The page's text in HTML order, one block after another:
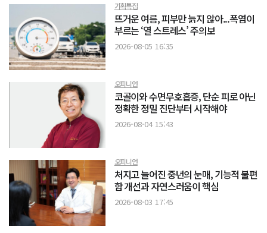
기획특집
뜨거운 여름, 피부만 늙지 않아...폭염이
부르는 ‘열 스트레스’ 주의보
2026-08-05 16:35
오피니언
코골이와 수면무호흡증, 단순 피로 아닌
정확한 정밀 진단부터 시작해야
2026-08-04 15:43
오피니언
처지고 늘어진 중년의 눈매, 기능적 불편
함 개선과 자연스러움이 핵심
2026-08-03 17:45